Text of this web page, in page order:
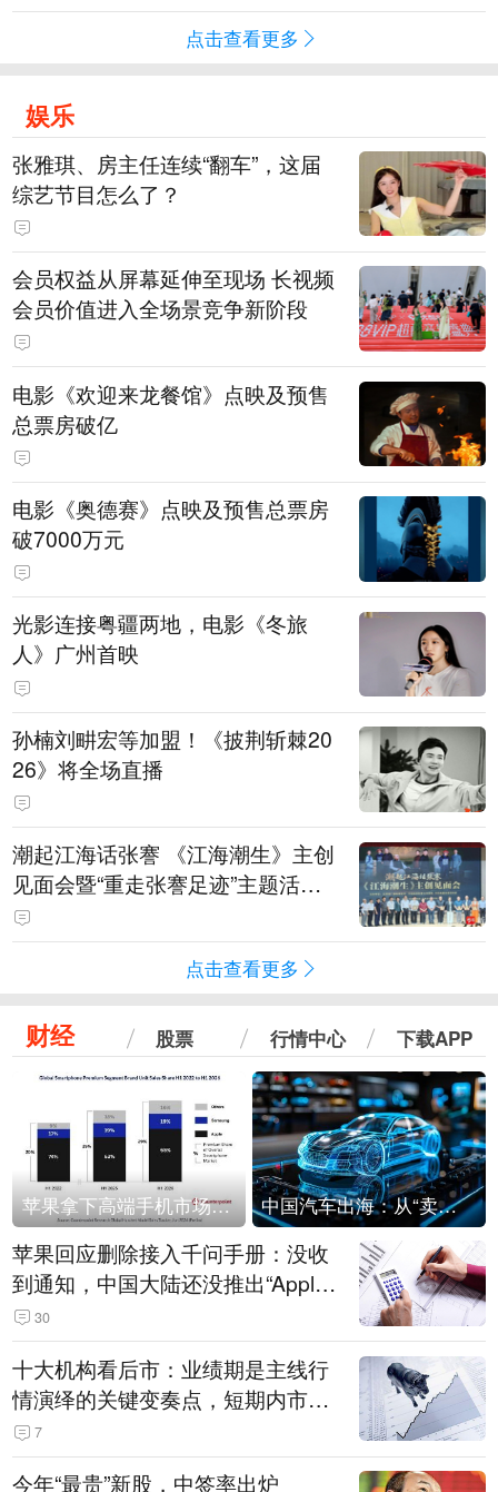
点击查看更多
娱乐
张雅琪、房主任连续“翻车”，这届
综艺节目怎么了？
会员权益从屏幕延伸至现场 长视频
会员价值进入全场景竞争新阶段
电影《欢迎来龙餐馆》点映及预售
总票房破亿
电影《奥德赛》点映及预售总票房
破7000万元
光影连接粤疆两地，电影《冬旅
人》广州首映
孙楠刘畊宏等加盟！《披荆斩棘20
26》将全场直播
潮起江海话张謇 《江海潮生》主创
见面会暨“重走张謇足迹”主题活动
在南通举办
点击查看更多
财经 股票 行情中心 下载APP
苹果拿下高端手机市场65%的份额：iPhone 17系列功不可没 中国汽车出海：从“卖出去”到“走进去”
苹果回应删除接入千问手册：没收
到通知，中国大陆还没推出“Apple
智能使用千问”功能
30
十大机构看后市：业绩期是主线行
情演绎的关键变奏点，短期内市场
或继续反弹，关注三条业绩主线
7
今年“最贵”新股，中签率出炉